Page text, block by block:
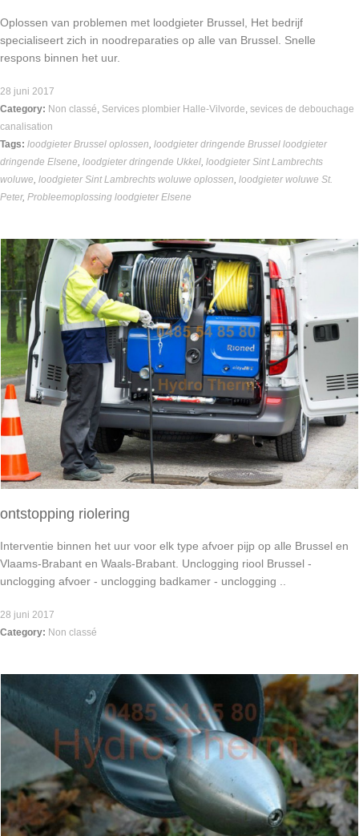
Oplossen van problemen met loodgieter Brussel, Het bedrijf
specialiseert zich in noodreparaties op alle van Brussel. Snelle
respons binnen het uur.
28 juni 2017
Category: Non classé, Services plombier Halle-Vilvorde, sevices de debouchage
canalisation
Tags: loodgieter Brussel oplossen, loodgieter dringende Brussel loodgieter
dringende Elsene, loodgieter dringende Ukkel, loodgieter Sint Lambrechts
woluwe, loodgieter Sint Lambrechts woluwe oplossen, loodgieter woluwe St.
Peter, Probleemoplossing loodgieter Elsene
ontstopping riolering
Interventie binnen het uur voor elk type afvoer pijp op alle Brussel en
Vlaams-Brabant en Waals-Brabant. Unclogging riool Brussel -
unclogging afvoer - unclogging badkamer - unclogging ..
28 juni 2017
Category: Non classé